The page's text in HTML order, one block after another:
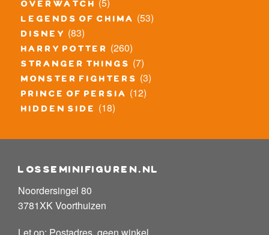
overwatch (5)
legends of chima (53)
disney (83)
harry potter (260)
stranger things (7)
monster fighters (3)
prince of persia (12)
hidden side (18)
losseminifiguren.nl
Noordersingel 80
3781XK Voorthuizen